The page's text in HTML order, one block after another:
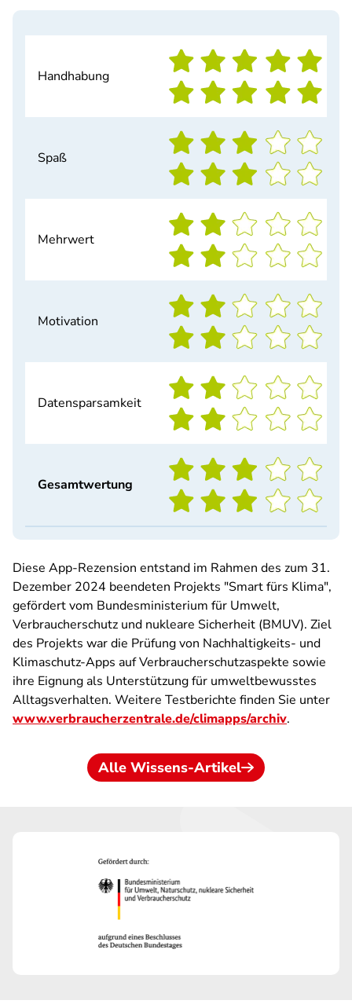
Handhabung
Spaß
Mehrwert
Motivation
Datensparsamkeit
Gesamtwertung
Diese App-Rezension entstand im Rahmen des zum 31.
Dezember 2024 beendeten Projekts "Smart fürs Klima",
gefördert vom Bundesministerium für Umwelt,
Verbraucherschutz und nukleare Sicherheit (BMUV). Ziel
des Projekts war die Prüfung von Nachhaltigkeits- und
Klimaschutz-Apps auf Verbraucherschutzaspekte sowie
ihre Eignung als Unterstützung für umweltbewusstes
Alltagsverhalten. Weitere Testberichte finden Sie unter
www.verbraucherzentrale.de/climapps/archiv.
Alle Wissens-Artikel